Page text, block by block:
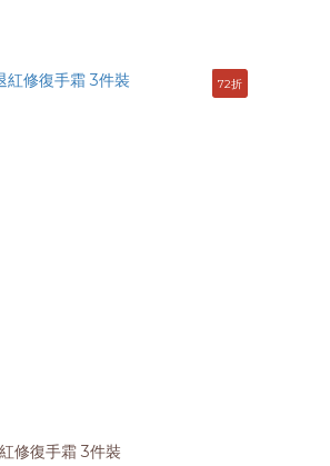
修復手霜 3件裝
72折